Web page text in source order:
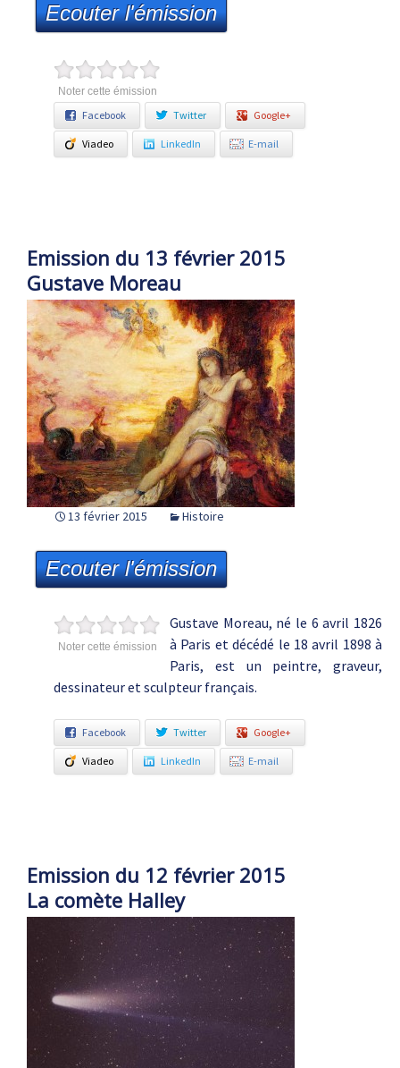
Ecouter l'émission
Noter cette émission
Facebook Twitter Google+
Viadeo LinkedIn E-mail
Emission du 13 février 2015
Gustave Moreau
13 février 2015 Histoire
Ecouter l'émission
Noter cette émission
Gustave Moreau, né le 6 avril 1826
à Paris et décédé le 18 avril 1898 à
Paris, est un peintre, graveur,
dessinateur et sculpteur français.
Facebook Twitter Google+
Viadeo LinkedIn E-mail
Emission du 12 février 2015
La comète Halley